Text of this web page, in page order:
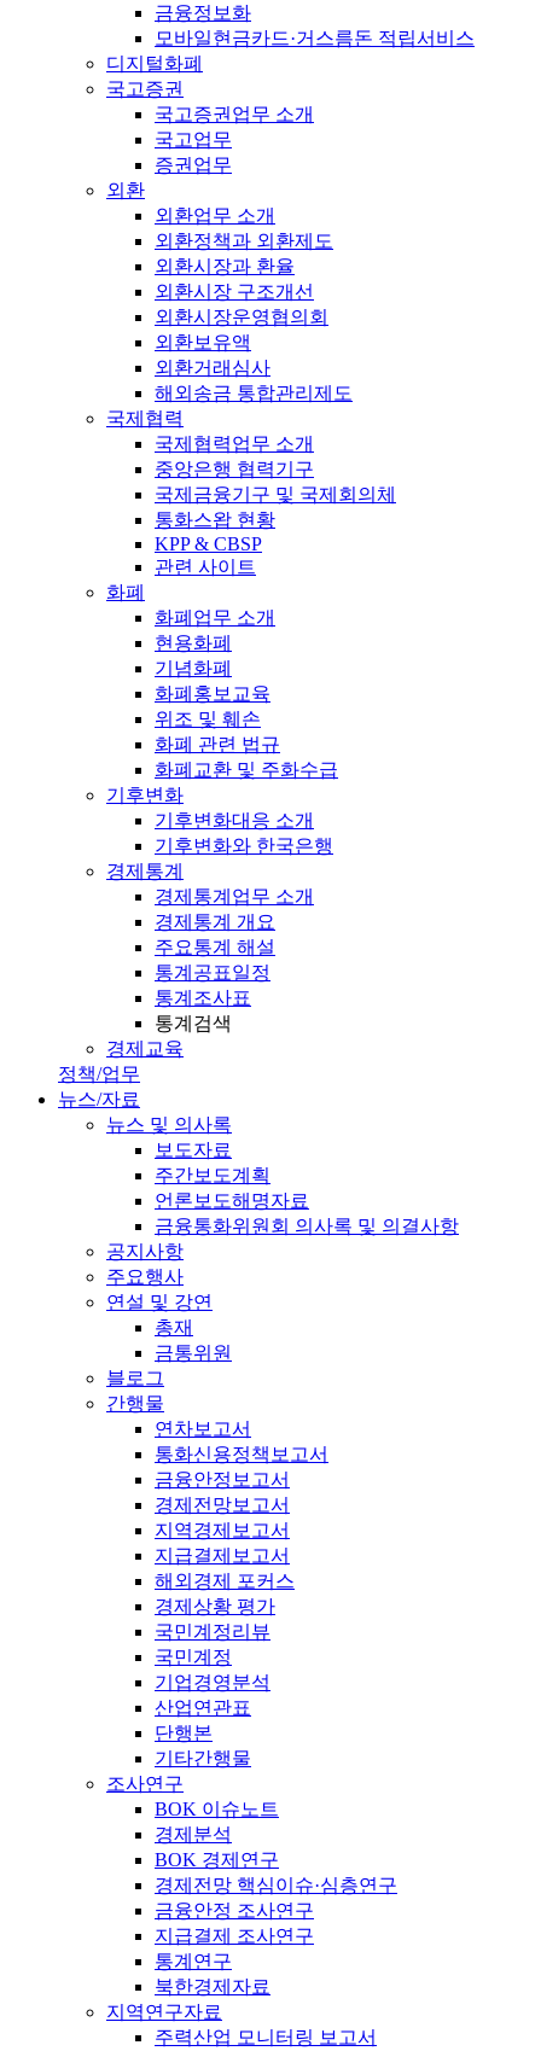
금융정보화
모바일현금카드·거스름돈 적립서비스
디지털화폐
국고증권
국고증권업무 소개
국고업무
증권업무
외환
외환업무 소개
외환정책과 외환제도
외환시장과 환율
외환시장 구조개선
외환시장운영협의회
외환보유액
외환거래심사
해외송금 통합관리제도
국제협력
국제협력업무 소개
중앙은행 협력기구
국제금융기구 및 국제회의체
통화스왑 현황
KPP & CBSP
관련 사이트
화폐
화폐업무 소개
현용화폐
기념화폐
화폐홍보교육
위조 및 훼손
화폐 관련 법규
화폐교환 및 주화수급
기후변화
기후변화대응 소개
기후변화와 한국은행
경제통계
경제통계업무 소개
경제통계 개요
주요통계 해설
통계공표일정
통계조사표
통계검색
경제교육
정책/업무
뉴스/자료
뉴스 및 의사록
보도자료
주간보도계획
언론보도해명자료
금융통화위원회 의사록 및 의결사항
공지사항
주요행사
연설 및 강연
총재
금통위원
블로그
간행물
연차보고서
통화신용정책보고서
금융안정보고서
경제전망보고서
지역경제보고서
지급결제보고서
해외경제 포커스
경제상황 평가
국민계정리뷰
국민계정
기업경영분석
산업연관표
단행본
기타간행물
조사연구
BOK 이슈노트
경제분석
BOK 경제연구
경제전망 핵심이슈·심층연구
금융안정 조사연구
지급결제 조사연구
통계연구
북한경제자료
지역연구자료
주력산업 모니터링 보고서